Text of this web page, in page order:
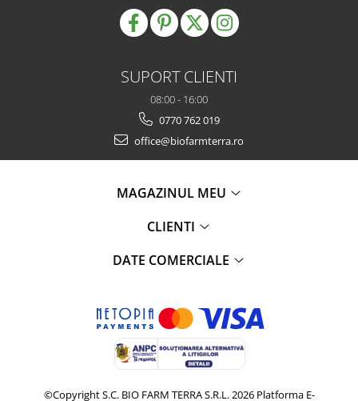
SUPORT CLIENTI
08:00 - 16:00
0770 762 019
office@biofarmterra.ro
MAGAZINUL MEU
CLIENTI
DATE COMERCIALE
©Copyright S.C. BIO FARM TERRA S.R.L. 2026 Platforma E-